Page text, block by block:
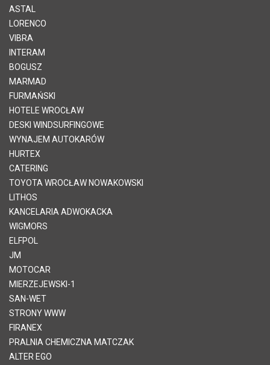
ASTAL
LORENCO
VIBRA
INTERAM
BOGUSZ
MARMAD
FURMAŃSKI
HOTELE WROCŁAW
DESKI WINDSURFINGOWE
WYNAJEM AUTOKARÓW
HURTEX
CATERING
TOYOTA WROCŁAW NOWAKOWSKI
LITHOS
KANCELARIA ADWOKACKA
WIGMORS
ELFPOL
JM
MOTOCAR
MIERZEJEWSKI-1
SAN-WET
STRONY WWW
FIRANEX
PRALNIA CHEMICZNA MATCZAK
ALTER EGO